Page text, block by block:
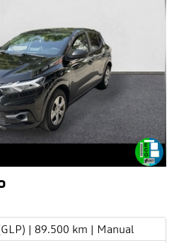
| 89.500 km | Manual